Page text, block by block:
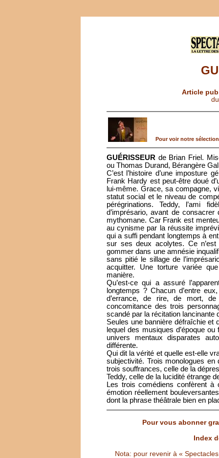
Article
Pour voir notre
GUÉRISSEUR de Brian Friel.
ou Thomas Durand, Bérangère
C’est l’histoire d’une imposture
Frank Hardy est peut-être doué
lui-même. Grace, sa compagne,
statut social et le niveau de
pérégrinations. Teddy, l’ami
d’imprésario, avant de
mythomane. Car Frank est
au cynisme par la réussite
qui a suffi pendant longtemps à
sur ses deux acolytes. Ce
gommer dans une amnésie
sans pitié le sillage de
acquitter. Une torture variée
manière.
Qu’est-ce qui a assuré
longtemps ? Chacun d’entre
d’errance, de rire, de mort,
concomitance des trois
scandé par la récitation lancinante
Seules une bannière défraîchie et
lequel des musiques d’époque
univers mentaux disparates
différente.
Qui dit la vérité et quelle est-elle
subjectivité. Trois monologues en
trois souffrances, celle de la
Teddy, celle de la lucidité étrange
Les trois comédiens confèrent à
émotion réellement
dont la phrase théâtrale bien en
Pour vous abonner
Index
Nota: pour revenir à «